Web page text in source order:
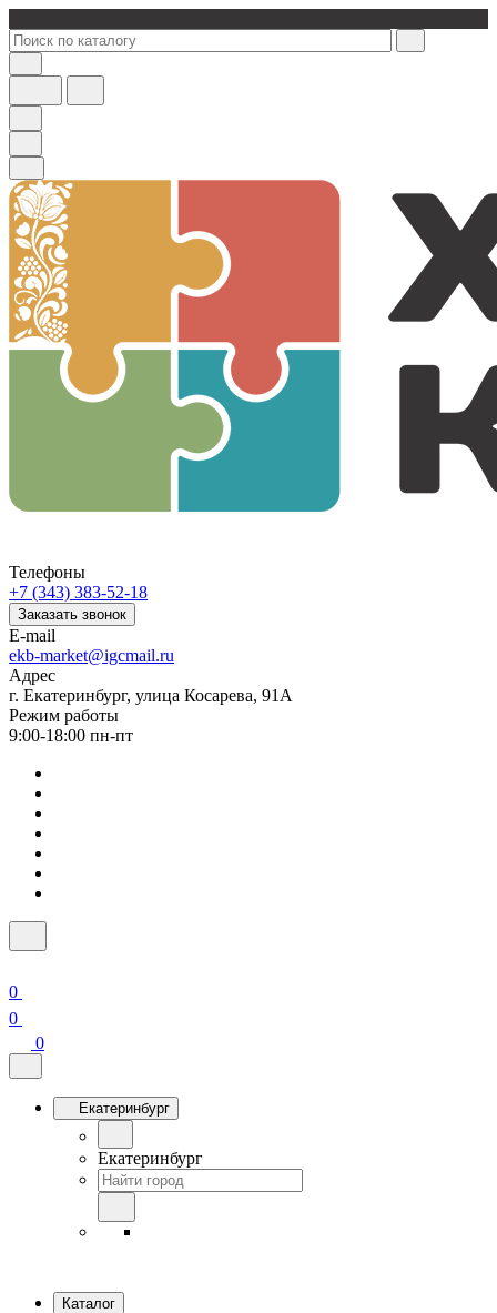
Телефоны
+7 (343) 383-52-18
Заказать звонок
E-mail
ekb-market@igcmail.ru
Адрес
г. Екатеринбург, улица Косарева, 91А
Режим работы
9:00-18:00 пн-пт
0
0
0
Екатеринбург
Екатеринбург
Каталог